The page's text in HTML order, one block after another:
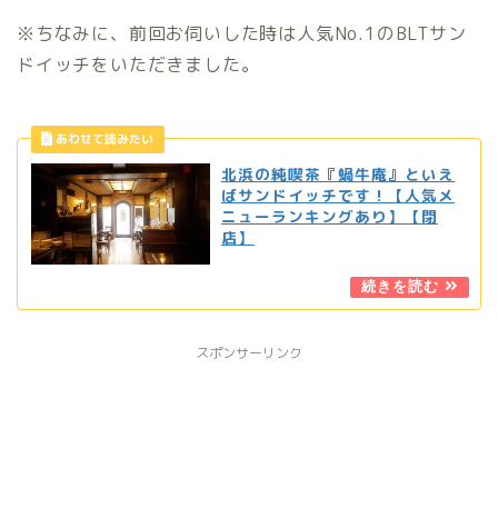
※ちなみに、前回お伺いした時は人気No.1のBLTサン
ドイッチをいただきました。
北浜の純喫茶『蝸牛庵』といえ
ばサンドイッチです！【人気メ
ニューランキングあり】【閉
店】
スポンサーリンク